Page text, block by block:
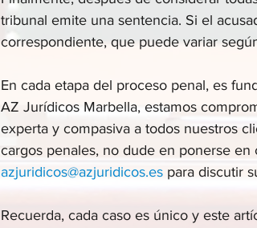
tribunal emite una sentencia. Si el
correspondiente, que puede variar
En cada etapa del proceso penal, es
AZ Jurídicos Marbella, estamos
experta y compasiva a todos nuestros
cargos penales, no dude en ponerse
azjuridicos@azjuridicos.es para discutir
Recuerda, cada caso es único y este